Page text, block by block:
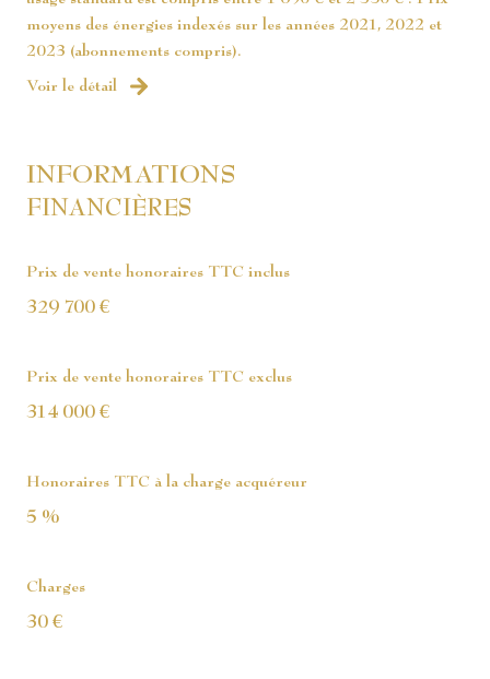
moyens des énergies indexés sur les années 2021, 2022 et
2023 (abonnements compris).
Voir le détail
INFORMATIONS
FINANCIÈRES
Prix de vente honoraires TTC inclus
329 700 €
Prix de vente honoraires TTC exclus
314 000 €
Honoraires TTC à la charge acquéreur
5 %
Charges
30 €